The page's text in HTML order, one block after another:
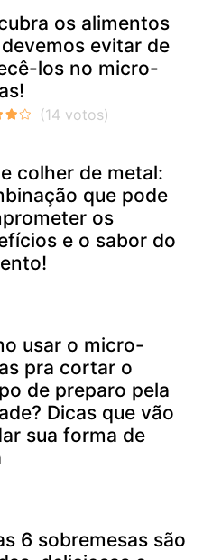
os alimentos
evitar de
los no micro-
colher de metal:
que pode
os
e o sabor do
usar o micro-
pra cortar o
de preparo pela
Dicas que vão
sua forma de
6 sobremesas são